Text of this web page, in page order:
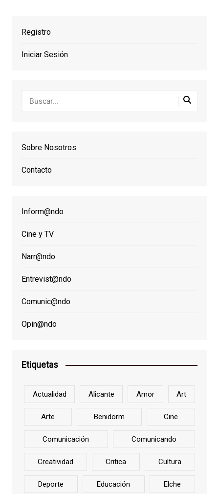
Registro
Iniciar Sesión
Sobre Nosotros
Contacto
Inform@ndo
Cine y TV
Narr@ndo
Entrevist@ndo
Comunic@ndo
Opin@ndo
Etiquetas
Actualidad Alicante Amor Art
Arte Benidorm Cine
Comunicación Comunicando
Creatividad Critica Cultura
Deporte Educación Elche